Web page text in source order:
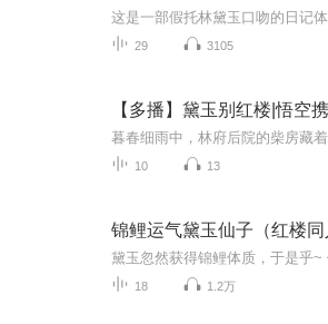
29 3105
【多播】黛玉别红楼|悟空
10 13
锦鲤运气黛玉仙子（红楼同
18 1.2万